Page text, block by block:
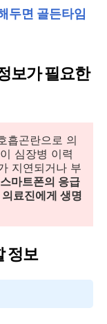
두면 골든타임
보가 필요한
흡곤란으로 의
심장병 이력
지연되거나 부
스마트폰의 응급
료진에게 생명
정보